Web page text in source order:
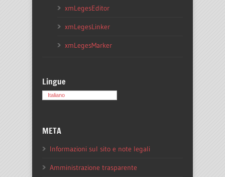
xmLegesEditor
xmLegesLinker
xmLegesMarker
Lingue
Italiano
META
Informazioni sul sito e note legali
Amministrazione trasparente